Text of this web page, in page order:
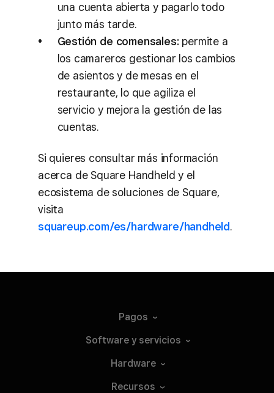
una cuenta abierta y pagarlo todo
junto más tarde.
Gestión de comensales: permite a
los camareros gestionar los cambios
de asientos y de mesas en el
restaurante, lo que agiliza el
servicio y mejora la gestión de las
cuentas.
Si quieres consultar más información
acerca de Square Handheld y el
ecosistema de soluciones de Square,
visita
squareup.com/es/hardware/handheld.
Pagos
Software y servicios
Hardware
Recursos